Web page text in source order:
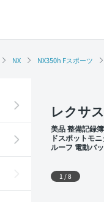
NX NX350h Fスポーツ
レクサ
美品 整備記録
ドスポットモ
ルーフ 電動バ
外装 左前
1 /8